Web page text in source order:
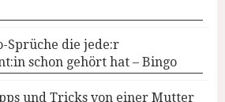
Sprüche die jede:r
schon gehört hat – Bingo
und Tricks von einer Mutter